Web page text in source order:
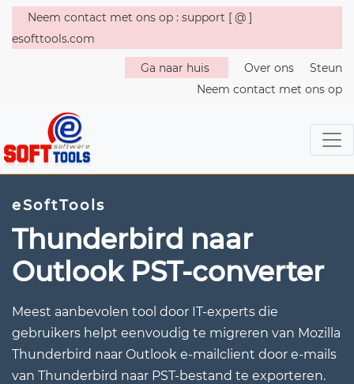
Neem contact met ons op : support [ @ ]
esofttools.com
Ga naar huis Over ons
Steun
Neem contact met ons op
eSoftTools
Thunderbird naar
Outlook PST-converter
Meest aanbevolen tool door IT-experts die
gebruikers helpt eenvoudig te migreren van Mozilla
Thunderbird naar Outlook e-mailclient door e-mails
van Thunderbird naar PST-bestand te exporteren.